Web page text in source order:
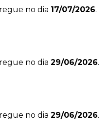
no dia 17/07/2026.
no dia 29/06/2026.
no dia 29/06/2026.